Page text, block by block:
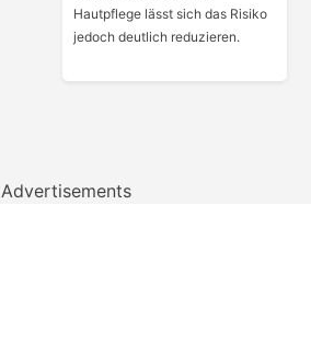
Hautpflege lässt sich das Risiko
jedoch deutlich reduzieren.
Advertisements